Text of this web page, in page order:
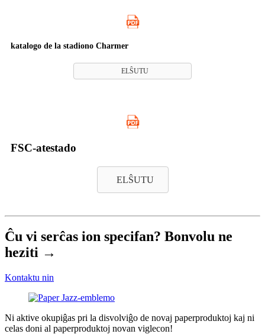
katalogo de la stadiono Charmer
ELŜUTU
FSC-atestado
ELŜUTU
Ĉu vi serĉas ion specifan? Bonvolu ne
heziti →
Kontaktu nin
Ni aktive okupiĝas pri la disvolviĝo de novaj paperproduktoj kaj ni
celas doni al paperproduktoj novan viglecon!